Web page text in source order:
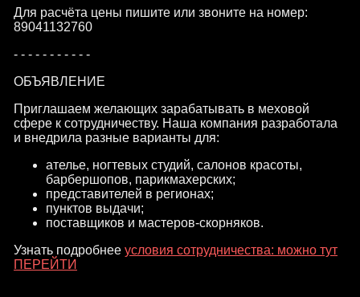
Для расчёта цены пишите или звоните на номер:
89041132760
- - - - - - - - - - -
ОБЪЯВЛЕНИЕ
Приглашаем желающих зарабатывать в меховой
сфере к сотрудничеству. Наша компания разработала
и внедрила разные варианты для:
ателье, ногтевых студий, салонов красоты,
барбершопов, парикмахерских;
представителей в регионах;
пунктов выдачи;
поставщиков и мастеров-скорняков.
Узнать подробнее условия сотрудничества: можно тут
ПЕРЕЙТИ